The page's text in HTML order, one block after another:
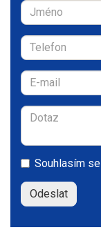
Souhlasím se